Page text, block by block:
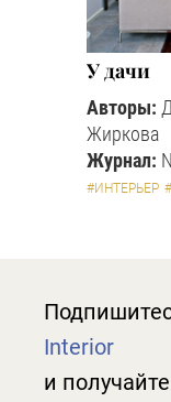
У дачи
Авторы:
Жиркова
Журнал:
#ИНТЕРЬЕР
Interior
и